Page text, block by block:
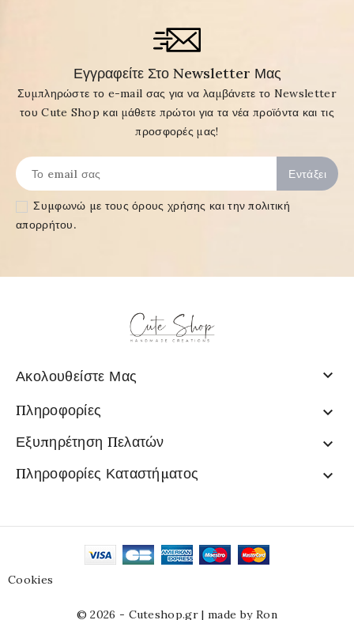
Εγγραφείτε Στο Newsletter Μας
Συμπληρώστε το e-mail σας για να λαμβάνετε το Newsletter
του Cute Shop και μάθετε πρώτοι για τα νέα προϊόντα και τις
προσφορές μας!
Συμφωνώ με τουςόρους χρήσης και την πολιτική
απορρήτου.
Ακολουθείστε Μας 
Πληροφορίες 
Εξυπηρέτηση Πελατών 
Πληροφορίες Καταστήματος 
Cookies
© 2026 - Cuteshop.gr | made by Ron